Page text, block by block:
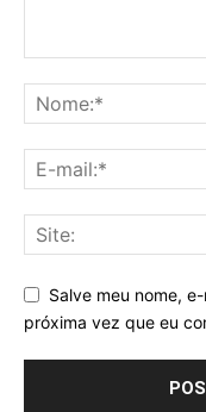
Salve meu nome,
próxima vez que eu